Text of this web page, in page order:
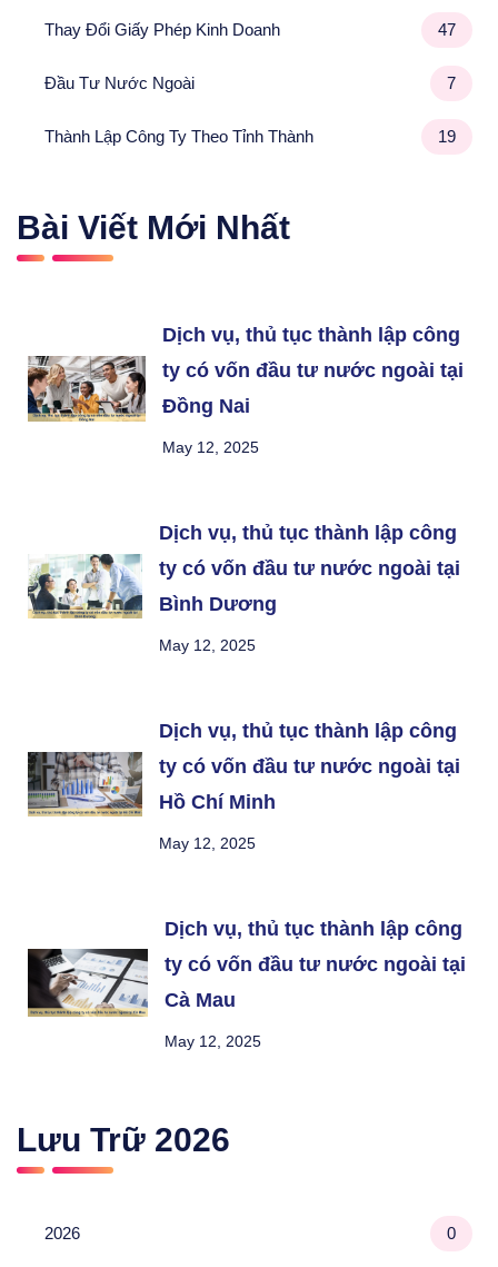
Thay Đổi Giấy Phép Kinh Doanh 47
Đầu Tư Nước Ngoài 7
Thành Lập Công Ty Theo Tỉnh Thành 19
Bài Viết Mới Nhất
Dịch vụ, thủ tục thành lập công
ty có vốn đầu tư nước ngoài tại
Đồng Nai
May 12, 2025
Dịch vụ, thủ tục thành lập công
ty có vốn đầu tư nước ngoài tại
Bình Dương
May 12, 2025
Dịch vụ, thủ tục thành lập công
ty có vốn đầu tư nước ngoài tại
Hồ Chí Minh
May 12, 2025
Dịch vụ, thủ tục thành lập công
ty có vốn đầu tư nước ngoài tại
Cà Mau
May 12, 2025
Lưu Trữ 2026
2026 0